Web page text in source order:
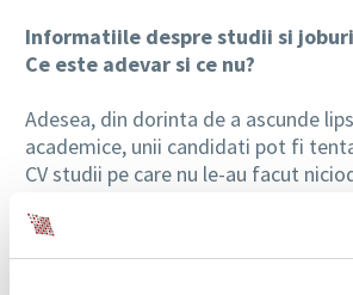
Informatiile despre studii si
Ce este adevar si ce nu?
Adesea, din dorinta de a ascunde
academice, unii candidati pot fi
CV studii pe care nu le-au facut
exemplu, un candidat sustine ca a
masterat la o universitate dintr-o